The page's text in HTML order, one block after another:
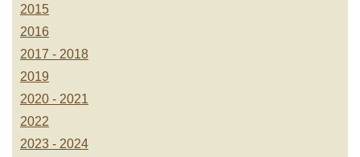
2015
2016
2017 - 2018
2019
2020 - 2021
2022
2023 - 2024